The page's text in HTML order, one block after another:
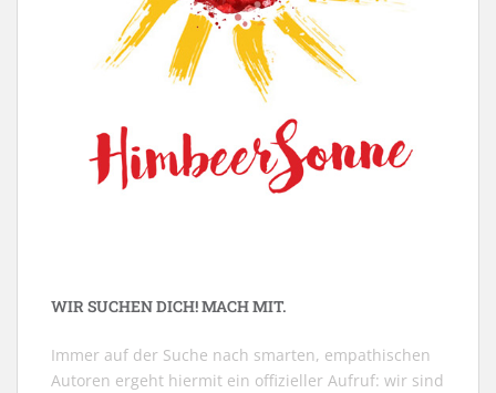
WIR SUCHEN DICH! MACH MIT.
Immer auf der Suche nach smarten, empathischen
Autoren ergeht hiermit ein offizieller Aufruf: wir sind